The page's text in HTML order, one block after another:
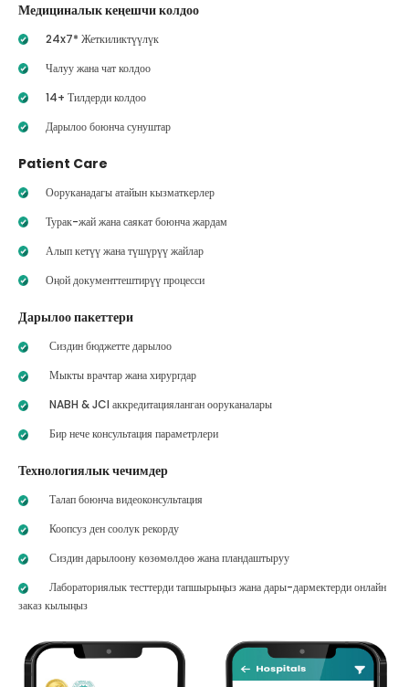
Медициналык кеңешчи колдоо
24x7* Жеткиликтүүлүк
Чалуу жана чат колдоо
14+ Тилдерди колдоо
Дарылоо боюнча сунуштар
Patient Care
Ооруканадагы атайын кызматкерлер
Турак-жай жана саякат боюнча жардам
Алып кетүү жана түшүрүү жайлар
Оңой документтештирүү процесси
Дарылоо пакеттери
Сиздин бюджетте дарылоо
Мыкты врачтар жана хирургдар
NABH & JCI аккредитацияланган ооруканалары
Бир нече консультация параметрлери
Технологиялык чечимдер
Талап боюнча видеоконсультация
Коопсуз ден соолук рекорду
Сиздин дарылоону көзөмөлдөө жана пландаштыруу
Лабораториялык тесттерди тапшырыңыз жана дары-дармектерди онлайн
заказ кылыңыз